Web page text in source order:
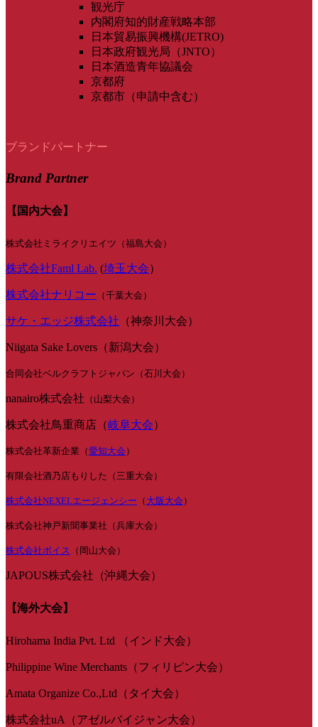
観光庁
内閣府知的財産戦略本部
日本貿易振興機構(JETRO)
日本政府観光局（JNTO）
日本酒造青年協議会
京都府
京都市（申請中含む）
ブランドパートナー
Brand Partner
【国内大会】
株式会社ミライクリエイツ（福島大会）
株式会社Faml Lab. (埼玉大会）
株式会社ナリコー （千葉大会）
サケ・エッジ株式会社 （神奈川大会）
Niigata Sake Lovers（新潟大会）
合同会社ベルクラフトジャパン（石川大会）
nanairo株式会社 （山梨大会）
株式会社鳥重商店（岐阜大会）
株式会社革新企業（愛知大会 ）
有限会社酒乃店もりした（三重大会）
株式会社NEXELエージェンシー （ 大阪大会 ）
株式会社神戸新聞事業社（兵庫大会）
株式会社ボイス （岡山大会）
JAPOUS株式会社（沖縄大会）
【海外大会】
Hirohama India Pvt. Ltd （インド大会）
Philippine Wine Merchants（フィリピン大会）
Amata Organize Co.,Ltd（タイ大会）
株式会社uA（アゼルバイジャン大会）